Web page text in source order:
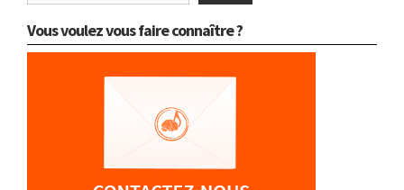
Vous voulez vous faire connaître ?